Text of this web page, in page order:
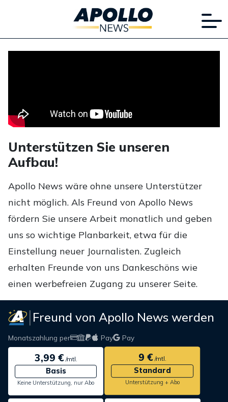
Unterstützen Sie unseren
Aufbau!
Apollo News wäre ohne unsere Unterstützer
nicht möglich. Als Freund von Apollo News
fördern Sie unsere Arbeit monatlich und geben
uns so wichtige Planbarkeit, etwa für die
Einstellung neuer Journalisten. Zugleich
erhalten Freunde von uns Dankeschöns wie
einen werbefreien Zugang zu unserer Seite.
Freund von Apollo News werden
Monatszahlung per Pay Pay
3,99 €/mtl.
Basis
Keine Unterstützung, nur Abo
9 €/mtl.
Standard
Unterstützung + Abo